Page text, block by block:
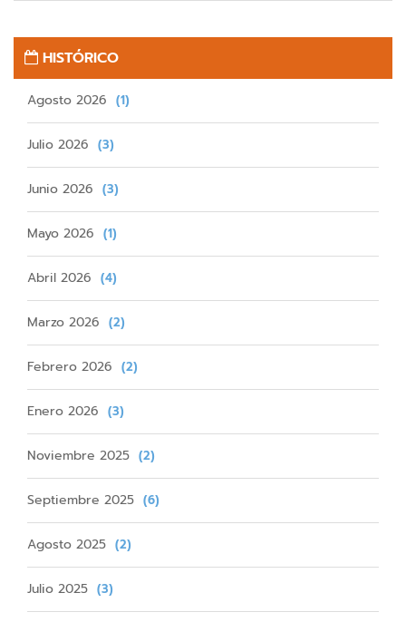
HISTÓRICO
Agosto 2026 (1)
Julio 2026 (3)
Junio 2026 (3)
Mayo 2026 (1)
Abril 2026 (4)
Marzo 2026 (2)
Febrero 2026 (2)
Enero 2026 (3)
Noviembre 2025 (2)
Septiembre 2025 (6)
Agosto 2025 (2)
Julio 2025 (3)